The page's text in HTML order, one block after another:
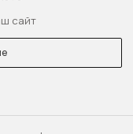
сайт